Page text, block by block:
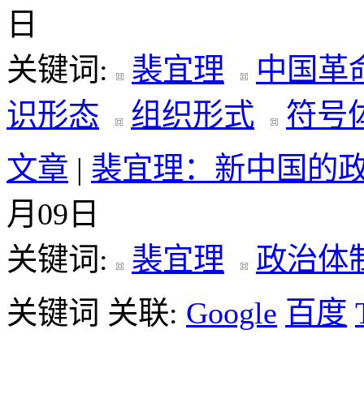
日
关键词:
裴宜理
中国革
识形态
组织形式
符号
文章 | 裴宜理：新中国的
月09日
关键词:
裴宜理
政治体
关键词 关联: Google 百度